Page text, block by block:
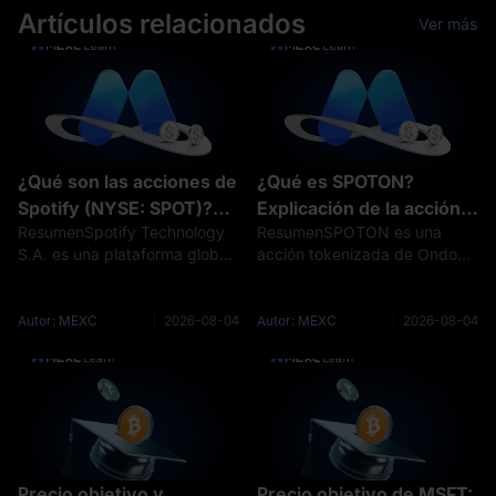
Artículos relacionados Ver más
¿Qué son las acciones de
Spotify (NYSE: SPOT)?
Modelo de negocio,
crecimiento y riesgos
ResumenSpotify Technology
S.A. es una plataforma global
negocian en la Bolsa de
SPOT. SPOT no es un
American Depositary Receipt
Autor: MEXC 2026-08-04
¿Qué es SPOTON?
Explicación de la acción
tokenizada de Spotify de
Ondo
ResumenSPOTON es una
acción tokenizada de Ondo
rendimiento total vinculada a
Spotify Technology S.A., que
cotizan en la Bo
Autor: MEXC 2026-08-04